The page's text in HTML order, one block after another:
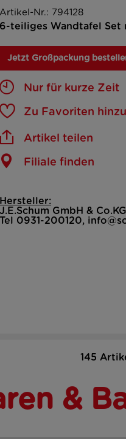
Artikel-Nr.: 794128
6-teiliges Wandtafel Set
Jetzt Großpackung
Nur für kurze Zeit
Zu Favoriten
Artikel teilen
Filiale finden
Hersteller:
J.E.Schum GmbH &
Tel 0931-200120,
145
&